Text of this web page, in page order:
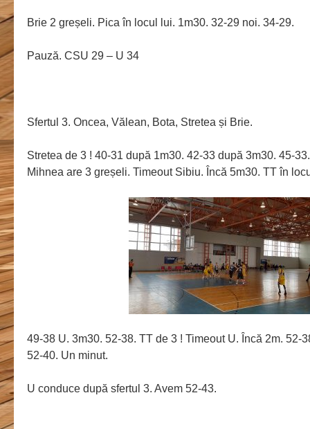
Brie 2 greșeli. Pica în locul lui. 1m30. 32-29 noi. 34-29.
Pauză. CSU 29 – U 34
Sfertul 3. Oncea, Vălean, Bota, Stretea și Brie.
Stretea de 3 ! 40-31 după 1m30. 42-33 după 3m30. 45-
Mihnea are 3 greșeli. Timeout Sibiu. Încă 5m30. TT în
49-38 U. 3m30. 52-38. TT de 3 ! Timeout U. Încă 2m. 52-
52-40. Un minut.
U conduce după sfertul 3. Avem 52-43.